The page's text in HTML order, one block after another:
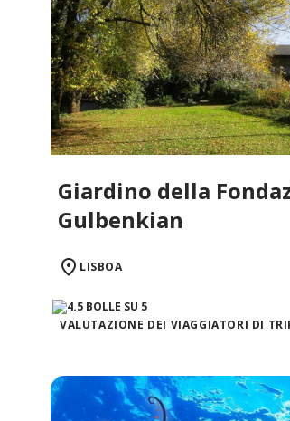
Giardino della
Gulbenkian
LISBOA
VALUTAZIONE DEI VIAGGIATORI DI